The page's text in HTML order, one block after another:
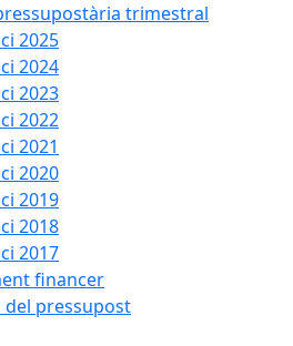
trimestral
2025
2024
2023
2022
2021
2020
2019
2018
2017
financer
del pressupost